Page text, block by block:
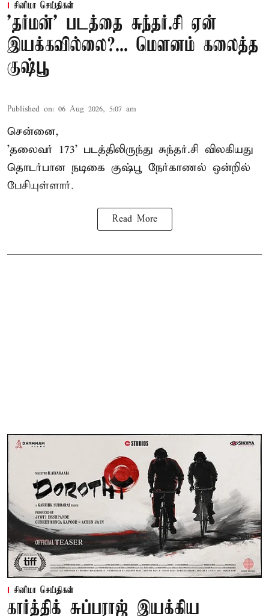
சினிமா செய்திகள்
'தர்மன்' படத்தை சுந்தர்.சி ஏன்
இயக்கவில்லை?... மௌனம் கலைத்த
குஷ்பூ
Published on: 06 Aug 2026, 5:07 am
சென்னை,
'தலைவர் 173' படத்திலிருந்து சுந்தர்.சி விலகியது
தொடர்பான நடிகை குஷ்பூ நேர்காணல் ஒன்றில்
பேசியுள்ளார்.
Read More
சினிமா செய்திகள்
கார்த்திக் சுப்பராஜ் இயக்கிய